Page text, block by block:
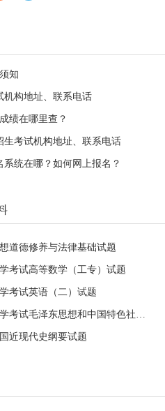
知
机构地址、联系电话
绩在哪里查？
生考试机构地址、联系电话
统在哪？如何网上报名？
道德修养与法律基础试题
考试高等数学（工专）试题
考试英语（二）试题
全国2024年4月高等教育自学考试毛泽东思想和中国特色社会主义理论体系概论试题
近现代史纲要试题